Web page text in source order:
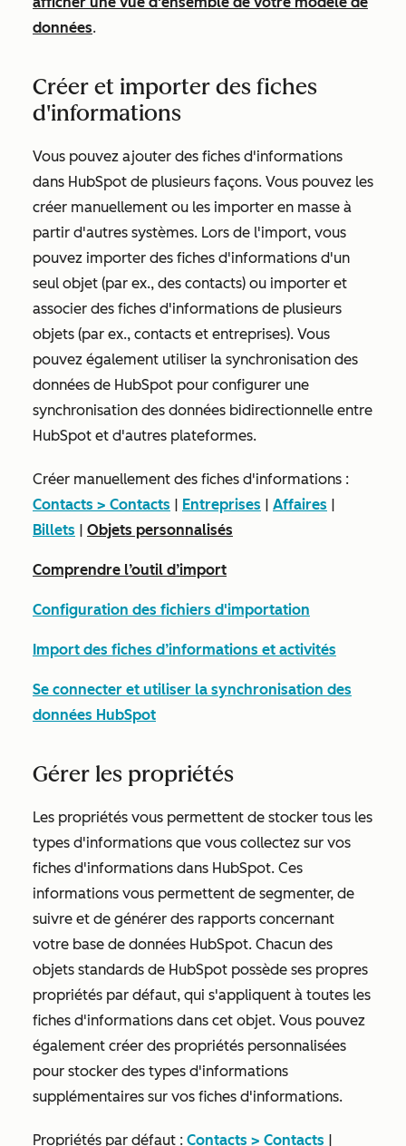
données.
Créer et importer des fiches
d'informations
Vous pouvez ajouter des fiches d'informations
dans HubSpot de plusieurs façons. Vous pouvez les
créer manuellement ou les importer en masse à
partir d'autres systèmes. Lors de l'import, vous
pouvez importer des fiches d'informations d'un
seul objet (par ex., des contacts) ou importer et
associer des fiches d'informations de plusieurs
objets (par ex., contacts et entreprises). Vous
pouvez également utiliser la synchronisation des
données de HubSpot pour configurer une
synchronisation des données bidirectionnelle entre
HubSpot et d'autres plateformes.
Créer manuellement des fiches d'informations :
Contacts > Contacts | Entreprises | Affaires |
Billets | Objets personnalisés
Comprendre l’outil d’import
Configuration des fichiers d'importation
Import des fiches d’informations et activités
Se connecter et utiliser la synchronisation des
données HubSpot
Gérer les propriétés
Les propriétés vous permettent de stocker tous les
types d'informations que vous collectez sur vos
fiches d'informations dans HubSpot. Ces
informations vous permettent de segmenter, de
suivre et de générer des rapports concernant
votre base de données HubSpot. Chacun des
objets standards de HubSpot possède ses propres
propriétés par défaut, qui s'appliquent à toutes les
fiches d'informations dans cet objet. Vous pouvez
également créer des propriétés personnalisées
pour stocker des types d'informations
supplémentaires sur vos fiches d'informations.
Propriétés par défaut : Contacts > Contacts |